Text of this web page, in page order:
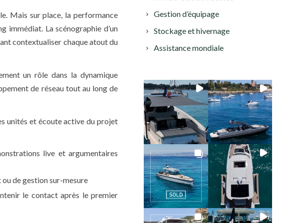
Mais sur place, la performance
immédiat. La scénographie d’un
contextualiser chaque atout du
un rôle dans la dynamique
de réseau tout au long de
unités et écoute active du projet
live et argumentaires
de gestion sur-mesure
le contact après le premier
Gestion d’équipage
Stockage et hivernage
Assistance mondiale